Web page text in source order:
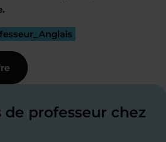
de professeur chez